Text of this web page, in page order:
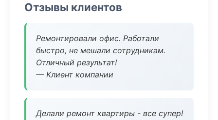
Отзывы клиентов
Ремонтировали офис. Работали
быстро, не мешали сотрудникам.
Отличный результат!
— Клиент компании
Делали ремонт квартиры - все супер!